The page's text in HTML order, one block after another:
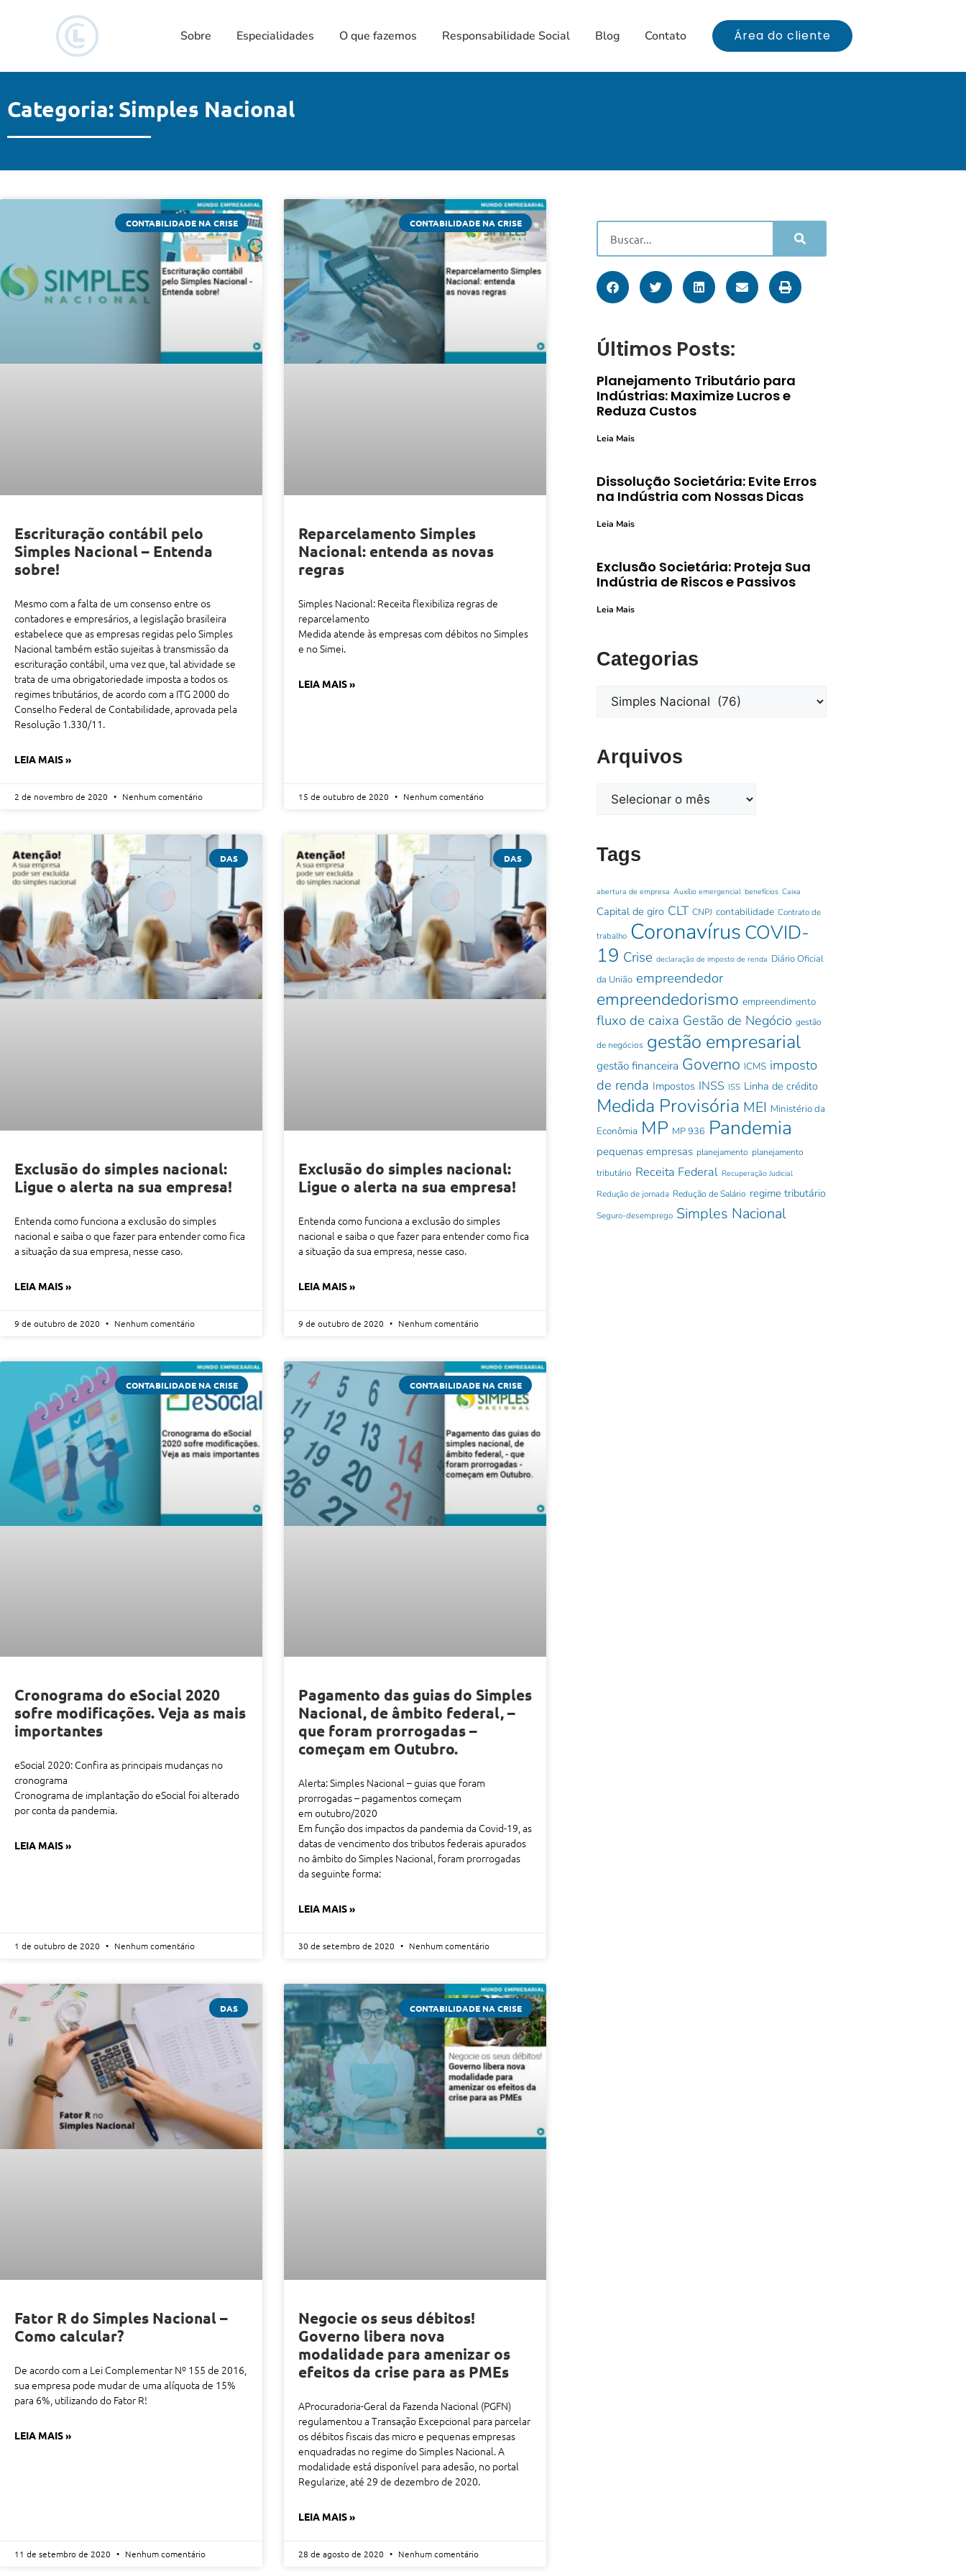
Sobre Especialidades O que fazemos Responsabilidade Social Blog Contato Área do cliente
Categoria: Simples Nacional
CONTABILIDADE NA CRISE
Escrituração contábil pelo
Simples Nacional – Entenda
sobre!
Mesmo com a falta de um consenso entre os
contadores e empresários, a legislação brasileira
estabelece que as empresas regidas pelo Simples
Nacional também estão sujeitas à transmissão da
escrituração contábil, uma vez que, tal atividade se
trata de uma obrigatoriedade imposta a todos os
regimes tributários, de acordo com a ITG 2000 do
Conselho Federal de Contabilidade, aprovada pela
Resolução 1.330/11.
LEIA MAIS »
2 de novembro de 2020 Nenhum comentário
CONTABILIDADE NA CRISE
Reparcelamento Simples
Nacional: entenda as novas
regras
Simples Nacional: Receita flexibiliza regras de
reparcelamento
Medida atende às empresas com débitos no Simples
e no Simei.
LEIA MAIS »
15 de outubro de 2020 Nenhum comentário
DAS
Exclusão do simples nacional:
Ligue o alerta na sua empresa!
Entenda como funciona a exclusão do simples
nacional e saiba o que fazer para entender como fica
a situação da sua empresa, nesse caso.
LEIA MAIS »
9 de outubro de 2020 Nenhum comentário
DAS
Exclusão do simples nacional:
Ligue o alerta na sua empresa!
Entenda como funciona a exclusão do simples
nacional e saiba o que fazer para entender como fica
a situação da sua empresa, nesse caso.
LEIA MAIS »
9 de outubro de 2020 Nenhum comentário
CONTABILIDADE NA CRISE
Cronograma do eSocial 2020
sofre modificações. Veja as mais
importantes
eSocial 2020: Confira as principais mudanças no
cronograma
Cronograma de implantação do eSocial foi alterado
por conta da pandemia.
LEIA MAIS »
1 de outubro de 2020 Nenhum comentário
CONTABILIDADE NA CRISE
Pagamento das guias do Simples
Nacional, de âmbito federal, –
que foram prorrogadas –
começam em Outubro.
Alerta: Simples Nacional – guias que foram
prorrogadas – pagamentos começam
em outubro/2020
Em função dos impactos da pandemia da Covid-19, as
datas de vencimento dos tributos federais apurados
no âmbito do Simples Nacional, foram prorrogadas
da seguinte forma:
LEIA MAIS »
30 de setembro de 2020 Nenhum comentário
DAS
Fator R do Simples Nacional –
Como calcular?
De acordo com a Lei Complementar Nº 155 de 2016,
sua empresa pode mudar de uma alíquota de 15%
para 6%, utilizando do Fator R!
LEIA MAIS »
11 de setembro de 2020 Nenhum comentário
CONTABILIDADE NA CRISE
Negocie os seus débitos!
Governo libera nova
modalidade para amenizar os
efeitos da crise para as PMEs
AProcuradoria-Geral da Fazenda Nacional (PGFN)
regulamentou a Transação Excepcional para parcelar
os débitos fiscais das micro e pequenas empresas
enquadradas no regime do Simples Nacional. A
modalidade está disponível para adesão, no portal
Regularize, até 29 de dezembro de 2020.
LEIA MAIS »
28 de agosto de 2020 Nenhum comentário
Últimos Posts:
Planejamento Tributário para
Indústrias: Maximize Lucros e
Reduza Custos
Leia Mais
Dissolução Societária: Evite Erros
na Indústria com Nossas Dicas
Leia Mais
Exclusão Societária: Proteja Sua
Indústria de Riscos e Passivos
Leia Mais
Categorias
Arquivos
Tags
abertura de empresa Auxílio emergencial benefícios Caixa
Capital de giro CLT CNPJ contabilidade Contrato de
trabalho Coronavírus COVID-
19 Crise declaração de imposto de renda Diário Oficial
da União empreendedor
empreendedorismo empreendimento
fluxo de caixa Gestão de Negócio gestão
de negócios gestão empresarial
gestão financeira Governo ICMS imposto
de renda Impostos INSS ISS Linha de crédito
Medida Provisória MEI Ministério da
Econômia MP MP 936 Pandemia
pequenas empresas planejamento planejamento
tributário Receita Federal Recuperação Judicial
Redução de jornada Redução de Salário regime tributário
Seguro-desemprego Simples Nacional